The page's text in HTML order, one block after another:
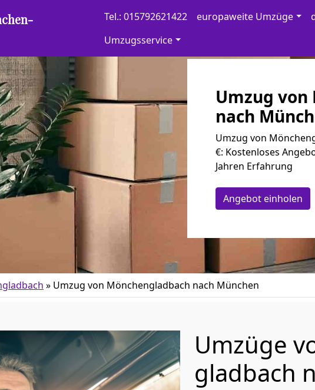
Tel.: 015792621422 europaweite Umzüge
Umzugsservice
Umzug
nach
Umzug von
€: Kostenloses
Jahren Erfahrung
Angebot einholen
» Umzug von Mönchen­gladbach nach München
Umzüge
gladbach